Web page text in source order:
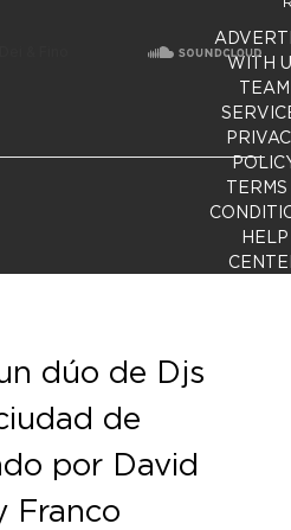
dúo de Djs
de
por David
Franco
WITH
TEAM
TERMS
HELP